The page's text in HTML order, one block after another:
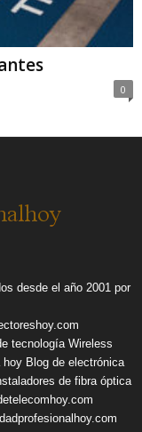
0
desde el año 2001 por
tecnología Wireless
hoy Blog de electrónica
de fibra óptica